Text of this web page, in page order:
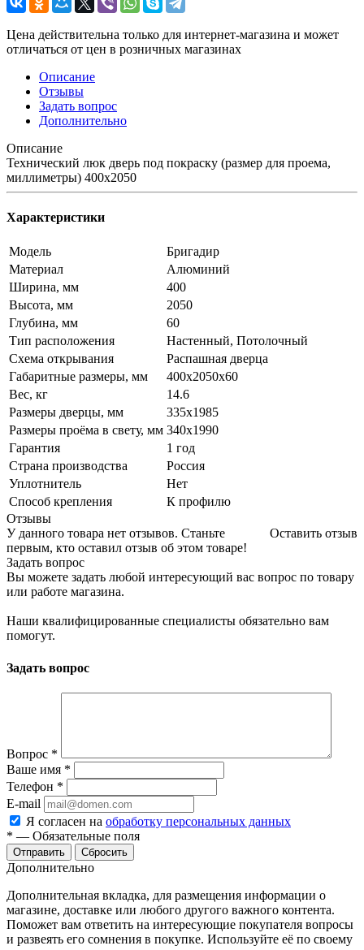
Цена действительна только для интернет-магазина и может
отличаться от цен в розничных магазинах
Описание
Отзывы
Задать вопрос
Дополнительно
Описание
Технический люк дверь под покраску (размер для проема,
миллиметры) 400x2050
Характеристики
Модель
Бригадир
Материал
Алюминий
Ширина, мм
400
Высота, мм
2050
Глубина, мм
60
Тип расположения
Настенный, Потолочный
Схема открывания
Распашная дверца
Габаритные размеры, мм
400х2050х60
Вес, кг
14.6
Размеры дверцы, мм
335х1985
Размеры проёма в свету, мм 340х1990
Гарантия
1 год
Страна производства
Россия
Уплотнитель
Нет
Способ крепления
К профилю
Отзывы
Оставить отзыв
У данного товара нет отзывов. Станьте
первым, кто оставил отзыв об этом товаре!
Задать вопрос
Вы можете задать любой интересующий вас вопрос по товару
или работе магазина.
Наши квалифицированные специалисты обязательно вам
помогут.
Задать вопрос
Вопрос *
Ваше имя *
Телефон *
E-mail
Я согласен на обработку персональных данных
* — Обязательные поля
Сбросить
Дополнительно
Дополнительная вкладка, для размещения информации о
магазине, доставке или любого другого важного контента.
Поможет вам ответить на интересующие покупателя вопросы
и развеять его сомнения в покупке. Используйте её по своему